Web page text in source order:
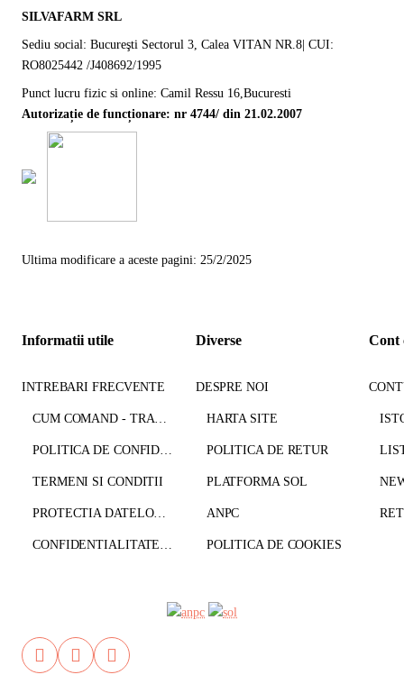
SILVAFARM SRL
Sediu social: Bucureşti Sectorul 3, Calea VITAN NR.8| CUI:
RO8025442 /J408692/1995
Punct lucru fizic si online: Camil Ressu 16,Bucuresti
Autorizație de funcționare: nr 4744/ din 21.02.2007
Ultima modificare a aceste pagini: 25/2/2025
Informatii utile
INTREBARI FRECVENTE
CUM COMAND - TRANSPORT - PLATA
POLITICA DE CONFIDENTIALITATE
TERMENI SI CONDITII
PROTECTIA DATELOR CU CARACTER PERSONAL
CONFIDENTIALITATE GDPR
Diverse
DESPRE NOI
HARTA SITE
POLITICA DE RETUR
PLATFORMA SOL
ANPC
POLITICA DE COOKIES
Cont